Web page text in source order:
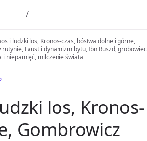
i ludzki los, Kronos-czas, bóstwa dolne i górne,
Faust i dynamizm bytu, Ibn Ruszd, grobowiec
i niepamięć, milczenie świata
los, Kronos-
Gombrowicz